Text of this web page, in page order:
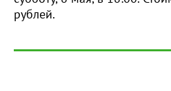
рублей.